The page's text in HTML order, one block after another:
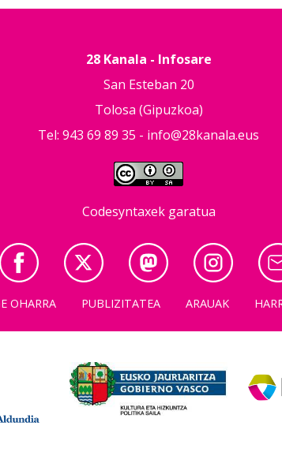
28 Kanala - Infosare
San Esteban 20
Tolosa (Gipuzkoa)
Tel: 943 69 89 35 - info@28kanala.eus
Codesyntaxek garatua
OHARRA PUBLIZITATEA ARAUAK